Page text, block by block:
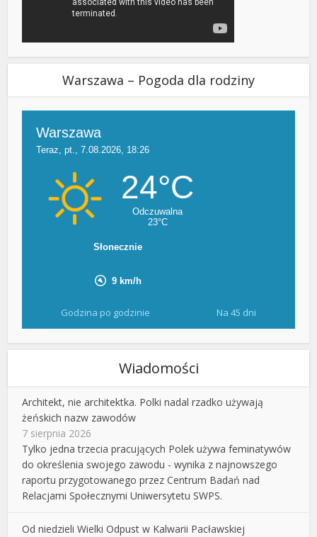
Warszawa – Pogoda dla rodziny
Godzina po godzinie Na 45 dni
Wiadomości
Architekt, nie architektka. Polki nadal rzadko używają
żeńskich nazw zawodów
7 sierpnia 2026
Tylko jedna trzecia pracujących Polek używa feminatywów
do określenia swojego zawodu - wynika z najnowszego
raportu przygotowanego przez Centrum Badań nad
Relacjami Społecznymi Uniwersytetu SWPS.
Od niedzieli Wielki Odpust w Kalwarii Pacławskiej